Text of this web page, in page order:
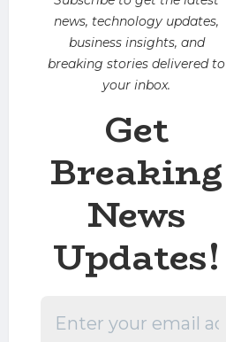
news, technology updates,
business insights, and
breaking stories delivered to
your inbox.
Get
Breaking
News
Updates!